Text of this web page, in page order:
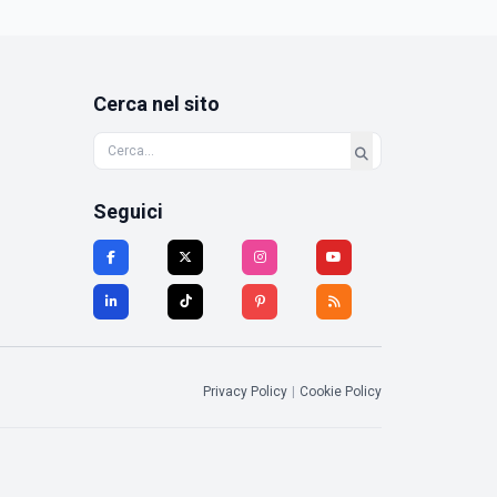
Cerca nel sito
Seguici
Privacy Policy Cookie Policy